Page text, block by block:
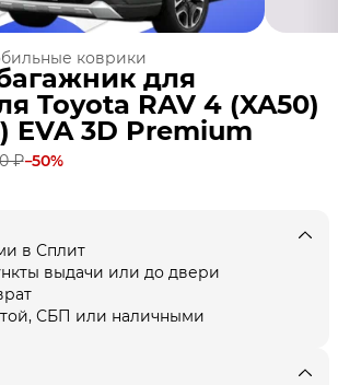
коврики
для
Toyota RAV 4 (XA50)
EVA 3D Premium
₽−50%
в Сплит
выдачи или до двери
СБП или наличными